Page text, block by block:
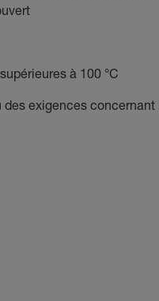
à 100 °C
exigences concernant